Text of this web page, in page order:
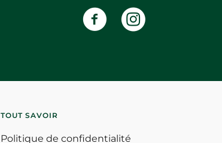
TOUT SAVOIR
Politique de confidentialité